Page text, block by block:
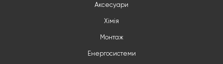
Аксесуари
Хімія
Монтаж
Енергосистеми